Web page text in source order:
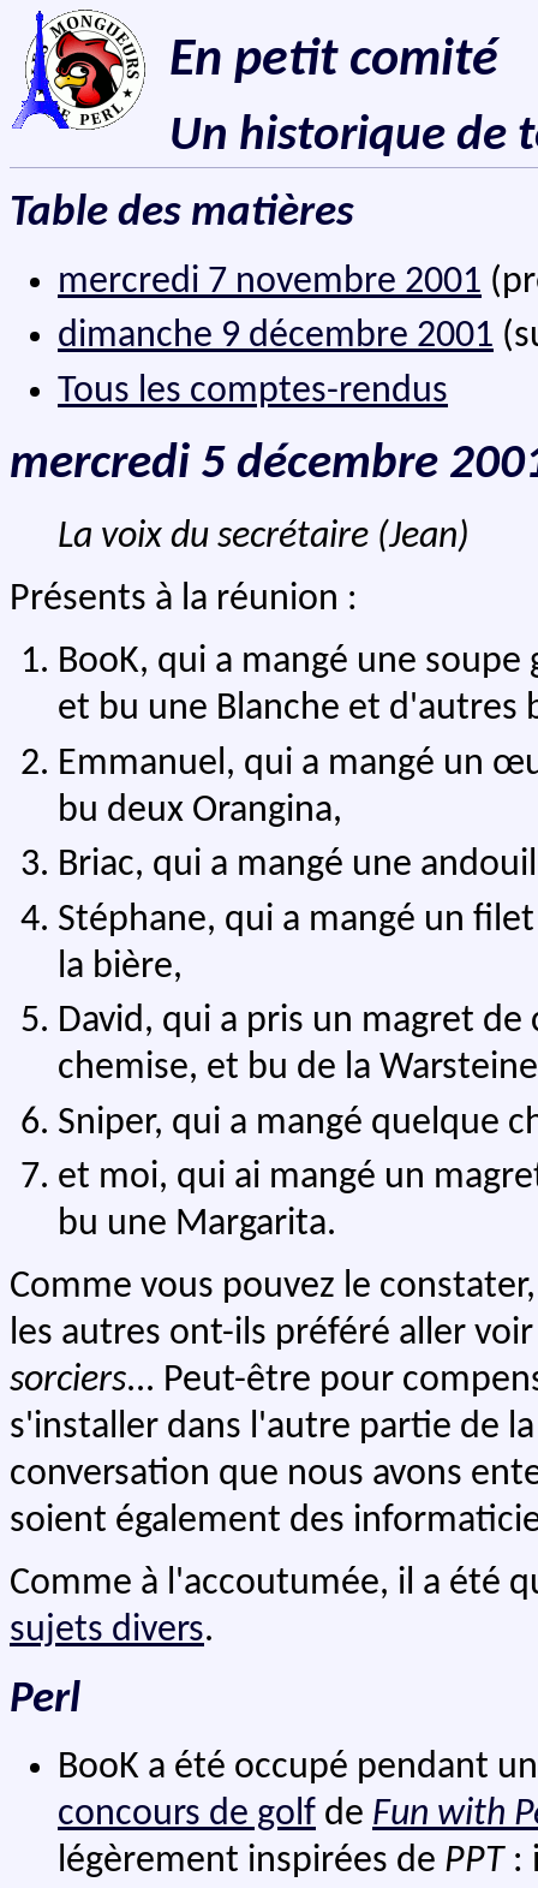
En petit comité
Un historique de
Table des matières
mercredi 7 novembre 2001
dimanche 9 décembre 2001
Tous les comptes-rendus
mercredi 5 décembre
La voix du secrétaire (Jean)
Présents à la réunion :
BooK, qui a mangé une
et bu une Blanche et d'autres
Emmanuel, qui a mangé un
bu deux Orangina,
Briac, qui a mangé une
Stéphane, qui a mangé un
la bière,
David, qui a pris un magret
chemise, et bu de la
Sniper, qui a mangé quelque
et moi, qui ai mangé un
bu une Margarita.
Comme vous pouvez le
les autres ont-ils préféré aller
sorciers... Peut-être pour
s'installer dans l'autre partie de
conversation que nous avons
soient également des
Comme à l'accoutumée, il a été
sujets divers.
Perl
BooK a été occupé pendant
concours de golf de Fun with
légèrement inspirées de PPT: